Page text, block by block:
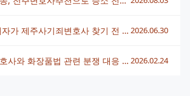
주식방사기 피해자가 제주사기죄변호사 찾기 전 꼭 알아야 할 대응 전략 2026.06.30
일산의료소송변호사와 화장품법 관련 분쟁 대응 전략 알아보기 2026.02.24